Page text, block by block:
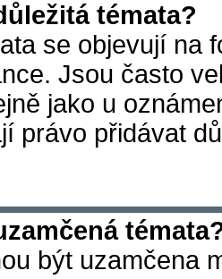
témata?
se objevují na
Jsou často
jako u
právo přidávat
být uzamčena